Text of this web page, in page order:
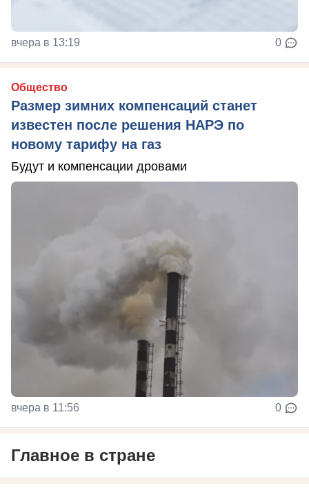
вчера в 13:19 0
Общество
Размер зимних компенсаций станет
известен после решения НАРЭ по
новому тарифу на газ
Будут и компенсации дровами
вчера в 11:56 0
Главное в стране